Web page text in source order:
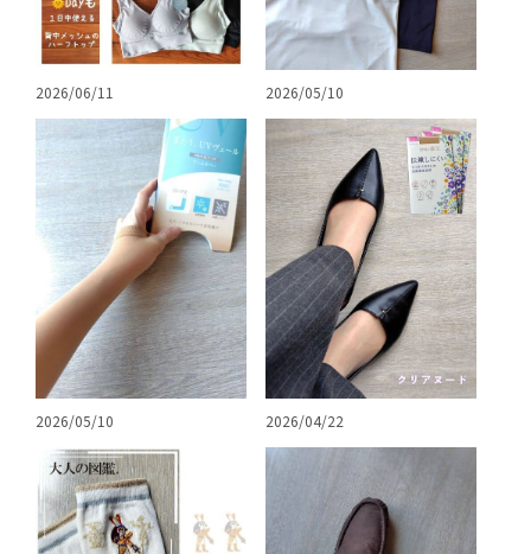
2026/06/11 2026/05/10
2026/05/10 2026/04/22